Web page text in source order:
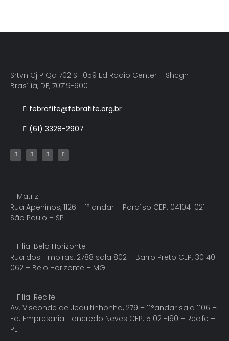
Srtvn Cj P Qd 702 Sl 1059 Ed Radio Center – Shcgn –
Brasília, DF, 70719-900
febrafite@febrafite.org.br
(61) 3328-2907
– Matriz
Rua Apeninos, 1126 – 1º andar – Paraíso CEP: 04104-021 –
São Paulo – SP
– Filial Belo Horizonte
Rua dos Timbiras, 2788 sala 802 – Barro Preto CEP: 30140-
062 – Belo Horizonte – MG
– Filial Recife
Av. Visconde de Jequitinhonha, 279 – 11°andar sala 1106 –
Ed. Empresarial Tancredo Neves CEP: 51021-190 – Recife –
PE